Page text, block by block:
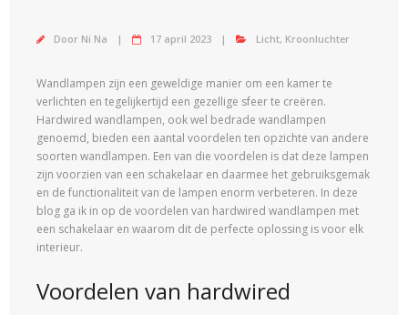
Door Ni Na 17 april 2023 Licht, Kroonluchter
Wandlampen zijn een geweldige manier om een kamer te
verlichten en tegelijkertijd een gezellige sfeer te creëren.
Hardwired wandlampen, ook wel bedrade wandlampen
genoemd, bieden een aantal voordelen ten opzichte van andere
soorten wandlampen. Een van die voordelen is dat deze lampen
zijn voorzien van een schakelaar en daarmee het gebruiksgemak
en de functionaliteit van de lampen enorm verbeteren. In deze
blog ga ik in op de voordelen van hardwired wandlampen met
een schakelaar en waarom dit de perfecte oplossing is voor elk
interieur.
Voordelen van hardwired